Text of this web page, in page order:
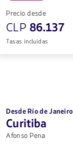
Precio desde
CLP 86.137
Tasas incluidas
Desde Río de Janeiro
Curitiba
Afonso Pena